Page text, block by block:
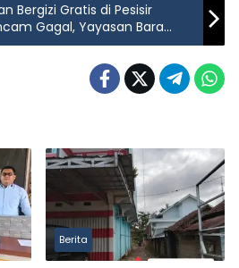
Bergizi Gratis di Pesisir
Gagal, Yayasan Bara
Dituding Tidak
Berita